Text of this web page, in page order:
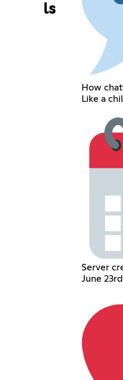
ls
How
Like a
Server
June